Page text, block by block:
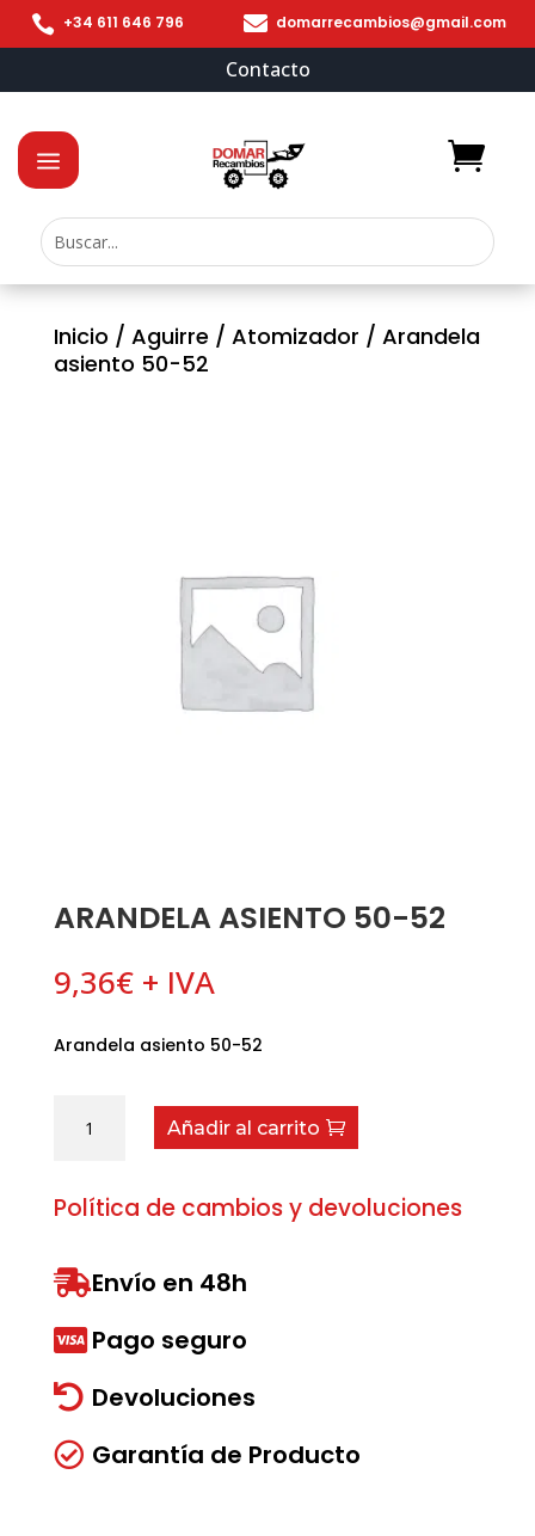
 +34 611 646 796  domarrecambios@gmail.com
Contacto
Inicio / Aguirre / Atomizador / Arandela
asiento 50-52
ARANDELA ASIENTO 50-52
9,36€ + IVA
Arandela asiento 50-52
asiento
cantidad
Añadir al carrito
Política de cambios y devoluciones
Envío en 48h
 Pago seguro
 Devoluciones
 Garantía de Producto